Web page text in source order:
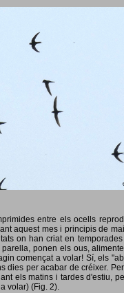
entre els ocells
aquest mes i principis de
on han criat en
ponen els ous,
començat a volar! Sí, els
per acabar de créixer.
els matins i tardes d'estiu,
volar) (Fig. 2).